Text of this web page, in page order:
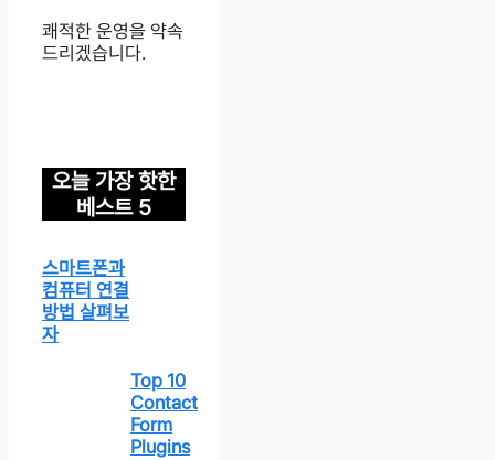
쾌적한 운영을 약속
드리겠습니다.
오늘 가장 핫한
베스트 5
스마트폰과
컴퓨터 연결
방법 살펴보
자
Top 10
Contact
Form
Plugins